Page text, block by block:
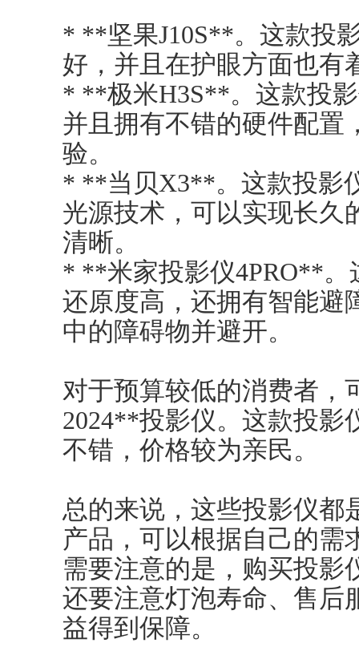
* **坚果J10S**。这款投
好，并且在护眼方面也有
* **极米H3S**。这款投
并且拥有不错的硬件配置
验。
* **当贝X3**。这款投影
光源技术，可以实现长久
清晰。
* **米家投影仪4PRO**。
还原度高，还拥有智能避
中的障碍物并避开。
对于预算较低的消费者，
2024**投影仪。这款投影
不错，价格较为亲民。
总的来说，这些投影仪都
产品，可以根据自己的需
需要注意的是，购买投影
还要注意灯泡寿命、售后
益得到保障。